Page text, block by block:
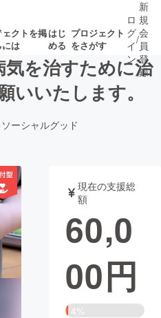
クトを掲
は
はじ
める
プロジェクト
をさがす
ロジェクト
音楽
ェット ゲーム・
書籍・雑誌
チャレンジ
ロ
グ
イ
ン
/
新
規
会
員
登
録
を治すために治
いいたします。
ソーシャルグッド
現在の支援総
額
60,0
00円
4%